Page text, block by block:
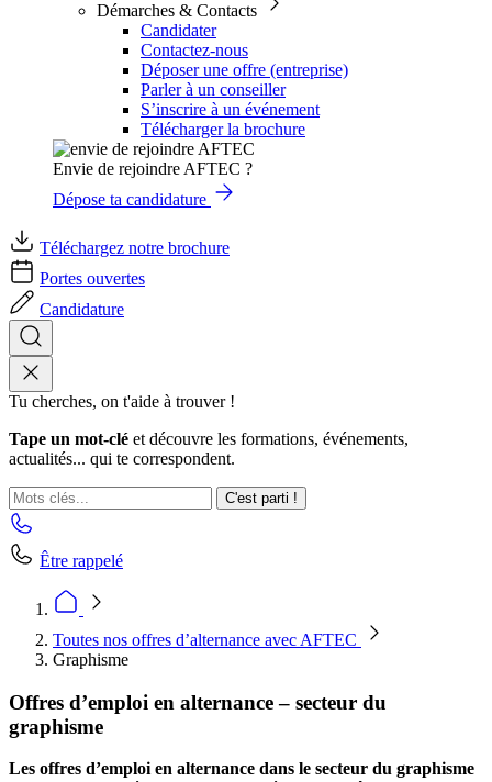
Démarches & Contacts
Candidater
Contactez-nous
Déposer une offre (entreprise)
Parler à un conseiller
S’inscrire à un événement
Télécharger la brochure
Envie de rejoindre AFTEC ?
Dépose ta candidature
Téléchargez notre brochure
Portes ouvertes
Candidature
Tu cherches, on t'aide à trouver !
Tape un mot-clé et découvre les formations, événements,
actualités... qui te correspondent.
C'est parti !
Être rappelé
Toutes nos offres d’alternance avec AFTEC
Graphisme
Offres d’emploi en alternance – secteur du
graphisme
Les offres d’emploi en alternance dans le secteur du graphisme